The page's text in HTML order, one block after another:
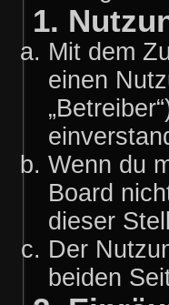
1.
Mit dem
einen
Wenn du
Board
dieser
Der
beiden